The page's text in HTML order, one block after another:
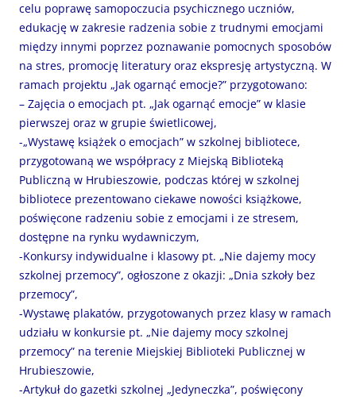
celu poprawę samopoczucia psychicznego uczniów,
edukację w zakresie radzenia sobie z trudnymi emocjami
między innymi poprzez poznawanie pomocnych sposobów
na stres, promocję literatury oraz ekspresję artystyczną. W
ramach projektu „Jak ogarnąć emocje?” przygotowano:
– Zajęcia o emocjach pt. „Jak ogarnąć emocje” w klasie
pierwszej oraz w grupie świetlicowej,
-„Wystawę książek o emocjach” w szkolnej bibliotece,
przygotowaną we współpracy z Miejską Biblioteką
Publiczną w Hrubieszowie, podczas której w szkolnej
bibliotece prezentowano ciekawe nowości książkowe,
poświęcone radzeniu sobie z emocjami i ze stresem,
dostępne na rynku wydawniczym,
-Konkursy indywidualne i klasowy pt. „Nie dajemy mocy
szkolnej przemocy”, ogłoszone z okazji: „Dnia szkoły bez
przemocy”,
-Wystawę plakatów, przygotowanych przez klasy w ramach
udziału w konkursie pt. „Nie dajemy mocy szkolnej
przemocy” na terenie Miejskiej Biblioteki Publicznej w
Hrubieszowie,
-Artykuł do gazetki szkolnej „Jedyneczka”, poświęcony